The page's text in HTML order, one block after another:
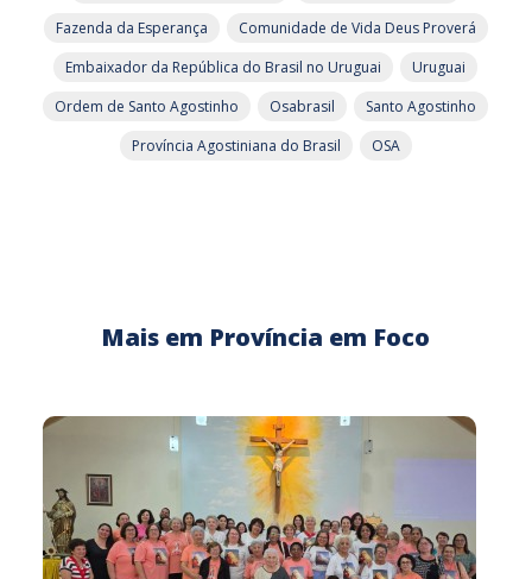
Fazenda da Esperança
Comunidade de Vida Deus Proverá
Embaixador da República do Brasil no Uruguai
Uruguai
Ordem de Santo Agostinho
Osabrasil
Santo Agostinho
Província Agostiniana do Brasil
OSA
Mais em Província em Foco